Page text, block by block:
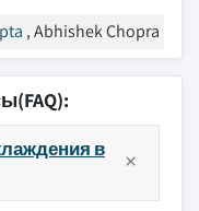
, Abhishek Chopra
в